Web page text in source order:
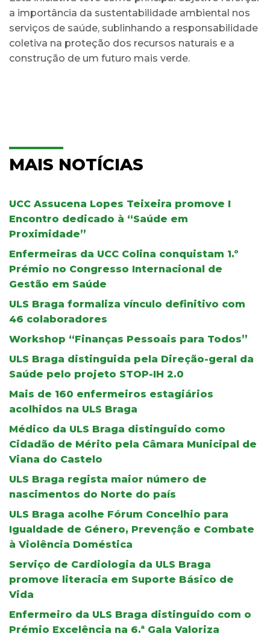
a importância da sustentabilidade ambiental nos
serviços de saúde, sublinhando a responsabilidade
coletiva na proteção dos recursos naturais e a
construção de um futuro mais verde.
MAIS NOTÍCIAS
UCC Assucena Lopes Teixeira promove I
Encontro dedicado à “Saúde em
Proximidade”
Enfermeiras da UCC Colina conquistam 1.º
Prémio no Congresso Internacional de
Gestão em Saúde
ULS Braga formaliza vínculo definitivo com
46 colaboradores
Workshop “Finanças Pessoais para Todos”
ULS Braga distinguida pela Direção-geral da
Saúde pelo projeto STOP-IH 2.0
Mais de 160 enfermeiros estagiários
acolhidos na ULS Braga
Médico da ULS Braga distinguido como
Cidadão de Mérito pela Câmara Municipal de
Viana do Castelo
ULS Braga regista maior número de
nascimentos do Norte do país
ULS Braga acolhe Fórum Concelhio para
Igualdade de Género, Prevenção e Combate
à Violência Doméstica
Serviço de Cardiologia da ULS Braga
promove literacia em Suporte Básico de
Vida
Enfermeiro da ULS Braga distinguido com o
Prémio Excelência na 6.ª Gala Valoriza